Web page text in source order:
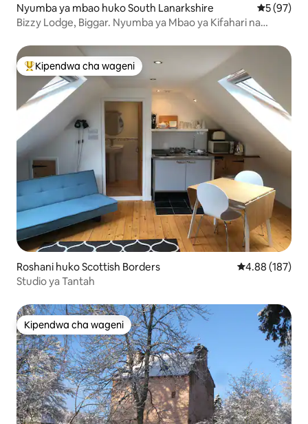
Nyumba ya mbao huko South Lanarkshire Ukadiriaji
5 (97)
Bizzy Lodge, Biggar. Nyumba ya Mbao ya Kifahari na
Kipendwa maarufu cha wageni
Kipendwa cha wageni
Roshani huko Scottish Borders Ukadiriaji wa
4.88 (187)
Studio ya Tantah
Kipendwa cha wageni
Kipendwa cha wageni